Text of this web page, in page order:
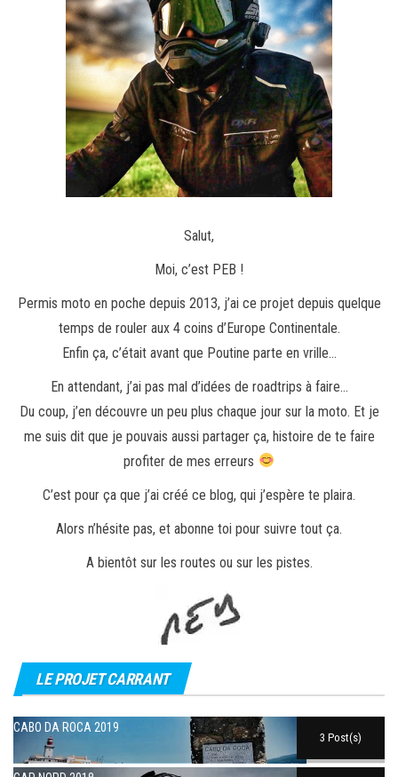
Salut,
Moi, c’est PEB !
Permis moto en poche depuis 2013, j’ai ce projet depuis quelque
temps de rouler aux 4 coins d’Europe Continentale.
Enfin ça, c’était avant que Poutine parte en vrille…
En attendant, j’ai pas mal d’idées de roadtrips à faire…
Du coup, j’en découvre un peu plus chaque jour sur la moto. Et je
me suis dit que je pouvais aussi partager ça, histoire de te faire
profiter de mes erreurs
C’est pour ça que j’ai créé ce blog, qui j’espère te plaira.
Alors n’hésite pas, et abonne toi pour suivre tout ça.
A bientôt sur les routes ou sur les pistes.
LE PROJET CARRANT
CABO DA ROCA 2019
3 Post(s)